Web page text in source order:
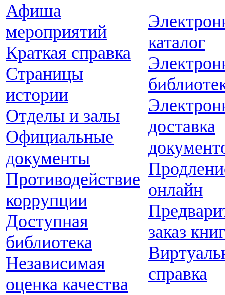
Афиша
мероприятий
Краткая справка
Страницы
истории
Отделы и залы
Официальные
документы
Противодействие
коррупции
Доступная
библиотека
Независимая
оценка качества
каталог
доставка
онлайн
заказ
справка